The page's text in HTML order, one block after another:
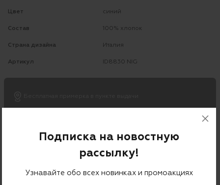
Цвет синий
Состав 100% хлопок
Страна дизайна Италия
Артикул ID8830 NIG
С ЧЕМ НОСИТЬ
Подписка на новостную
рассылку!
Узнавайте обо всех новинках и промоакциях